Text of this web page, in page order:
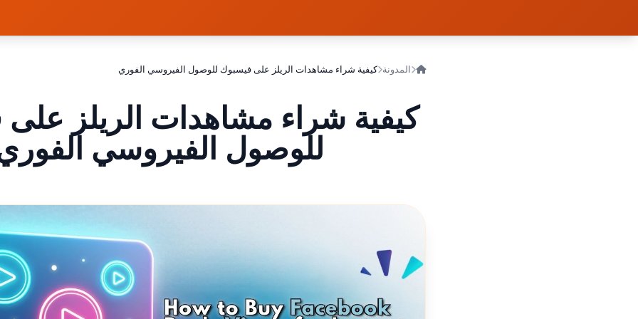
المدونة كيفية شراء مشاهدات الريلز على فيسبوك للوصول الفيروسي الفوري
كيفية شراء مشاهدات الريلز
للوصول الفيروسي